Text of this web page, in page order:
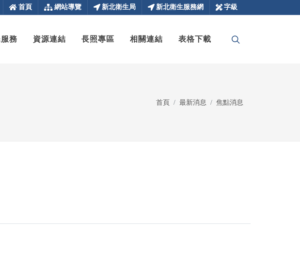
首頁 網站導覽 新北衛生局 新北衛生服務網 字級
務 資源連結 長照專區 相關連結 表格下載
首頁 最新消息 焦點消息